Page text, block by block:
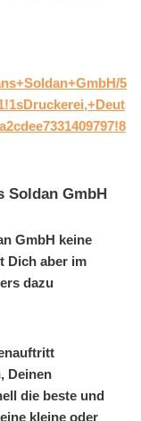
5
Soldan GmbH
GmbH keine
Dich aber im
dazu
Deinen
die beste und
kleine oder